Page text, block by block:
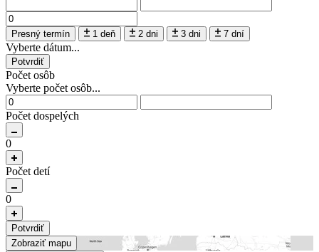
Presný termín 1 deň 2 dni 3 dni 7 dní
Vyberte dátum...
Potvrdiť
Počet osôb
Vyberte počet osôb...
Počet dospelých
0
Počet detí
0
Potvrdiť
Zobraziť mapu